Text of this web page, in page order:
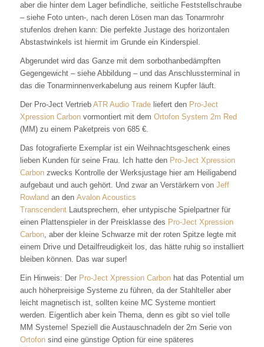
aber die hinter dem Lager befindliche, seitliche Feststellschraube
– siehe Foto unten-, nach deren Lösen man das Tonarmrohr
stufenlos drehen kann: Die perfekte Justage des horizontalen
Abstastwinkels ist hiermit im Grunde ein Kinderspiel.
Abgerundet wird das Ganze mit dem sorbothanbedämpften
Gegengewicht – siehe Abbildung – und das Anschlussterminal in
das die Tonarminnenverkabelung aus reinem Kupfer läuft.
Der Pro-Ject Vertrieb ATR Audio Tradeliefert den Pro-Ject
Xpression Carbonvormontiert mit dem Ortofon System 2m Red
(MM) zu einem Paketpreis von 685 €.
Das fotografierte Exemplar ist ein Weihnachtsgeschenk eines
lieben Kunden für seine Frau. Ich hatte den Pro-Ject Xpression
Carbonzwecks Kontrolle der Werksjustage hier am Heiligabend
aufgebaut und auch gehört. Und zwar an Verstärkern von Jeff
Rowland an den Avalon Acoustics
TranscendentLautsprechern, eher untypische Spielpartner für
einen Plattenspieler in der Preisklasse des Pro-Ject Xpression
Carbon, aber der kleine Schwarze mit der roten Spitze legte mit
einem Drive und Detailfreudigkeit los, das hätte ruhig so installiert
bleiben können. Das war super!
Ein Hinweis: Der Pro-Ject Xpression Carbonhat das Potential um
auch höherpreisige Systeme zu führen, da der Stahlteller aber
leicht magnetisch ist, sollten keine MC Systeme montiert
werden. Eigentlich aber kein Thema, denn es gibt so viel tolle
MM Systeme! Speziell die Austauschnadeln der 2m Serie von
Ortofonsind eine günstige Option für eine späteres